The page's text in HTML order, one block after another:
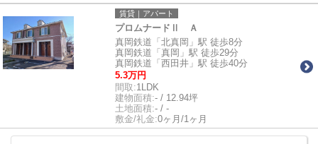
賃貸｜アパート
プロムナードⅡ Ａ
真岡鉄道「北真岡」駅 徒歩8分
真岡鉄道「真岡」駅 徒歩29分
真岡鉄道「西田井」駅 徒歩40分
5.3万円
間取:1LDK
建物面積:- / 12.94坪
土地面積:- / -
敷金/礼金:0ヶ月/1ヶ月